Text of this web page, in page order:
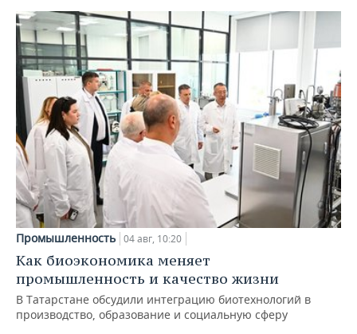
Промышленность 04 авг, 10:20
Как биоэкономика меняет
промышленность и качество жизни
В Татарстане обсудили интеграцию биотехнологий в
производство, образование и социальную сферу